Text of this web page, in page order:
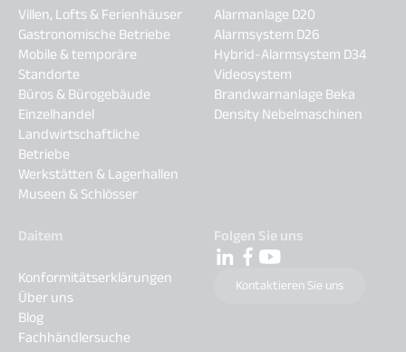
Villen, Lofts & Ferienhäuser
Gastronomische Betriebe
Mobile & temporäre
Standorte
Büros & Bürogebäude
Einzelhandel
Landwirtschaftliche
Betriebe
Werkstätten & Lagerhallen
Museen & Schlösser
Alarmanlage D20
Alarmsystem D26
Hybrid-Alarmsystem D34
Videosystem
Brandwarnanlage Beka
Density Nebelmaschinen
Daitem
Konformitätserklärungen
Über uns
Blog
Fachhändlersuche
Folgen Sie uns
Kontaktieren Sie uns